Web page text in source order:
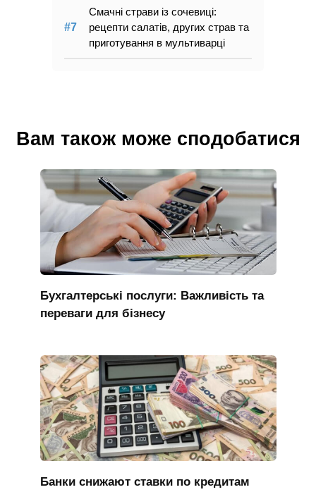
Смачні страви із сочевиці:
рецепти салатів, других страв та
приготування в мультиварці
Вам також може сподобатися
Бухгалтерські послуги: Важливість та
переваги для бізнесу
Банки снижают ставки по кредитам